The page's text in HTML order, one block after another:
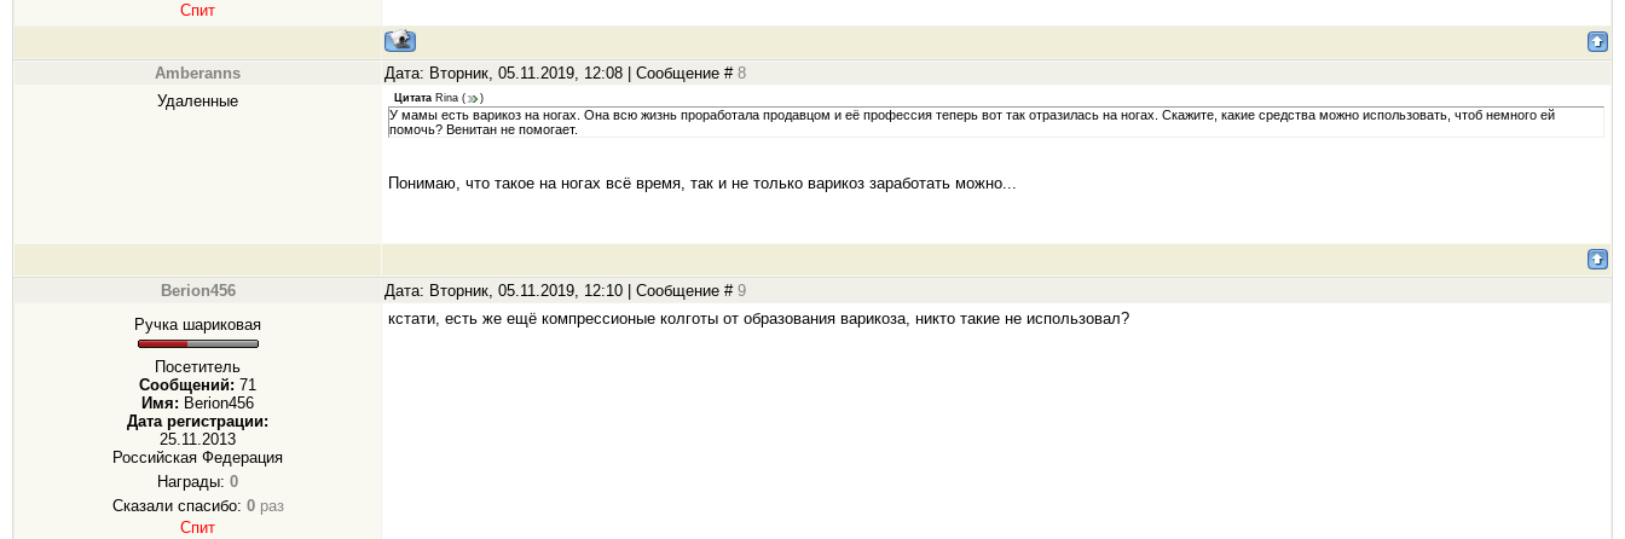
Спит
Amberanns Дата: Вторник, 05.11.2019, 12:08 | Сообщение # 8
Удаленные
Цитата Rina ( )
У мамы есть варикоз на ногах. Она всю жизнь проработала продавцом и её профессия теперь вот так отразилась на ногах. Скажите, какие средства можно использовать, чтоб немного ей
помочь? Венитан не помогает.
Понимаю, что такое на ногах всё время, так и не только варикоз заработать можно...
Berion456 Дата: Вторник, 05.11.2019, 12:10 | Сообщение # 9
Ручка шариковая
Посетитель
Сообщений: 71
Имя: Berion456
Дата регистрации:
25.11.2013
Российская Федерация
Награды: 0
Сказали спасибо: 0раз
Спит
кстати, есть же ещё компрессионые колготы от образования варикоза, никто такие не использовал?